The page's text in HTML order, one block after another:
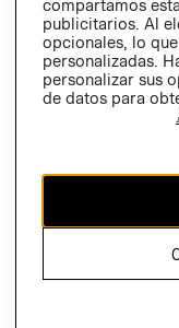
Chile ($)
compartamos
publicitarios. Al
opcionales, lo
personalizadas.
personalizar sus
de datos para